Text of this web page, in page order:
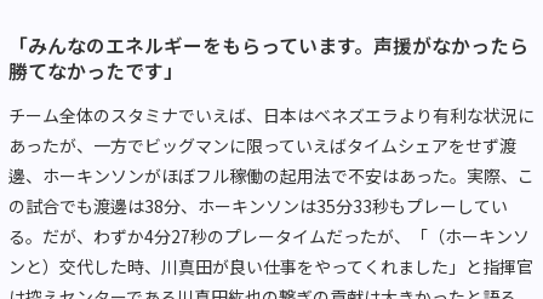
「みんなのエネルギーをもらっています。声援がなかったら
勝てなかったです」
チーム全体のスタミナでいえば、日本はベネズエラより有利な状況に
あったが、一方でビッグマンに限っていえばタイムシェアをせず渡
邊、ホーキンソンがほぼフル稼働の起用法で不安はあった。実際、こ
の試合でも渡邊は38分、ホーキンソンは35分33秒もプレーしてい
る。だが、わずか4分27秒のプレータイムだったが、「（ホーキンソ
ンと）交代した時、川真田が良い仕事をやってくれました」と指揮官